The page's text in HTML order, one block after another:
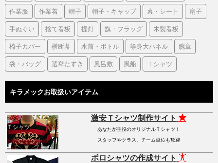
作業服 作業着 帽子 帽子・キャップ 幕・シート 扇子
手ぬぐい 捨て看板 提灯 旗・フラッグ 木製看板
椅子カバー 横断幕 水筒・ボトル 等身大パネル 腕章
袋・バッグ 選挙たすき 風呂敷 風船 Ｔシャツ
キラメックお取扱いアイテム
Ｔシャツ
激安Ｔシャツ制作サイト
あなたが主役のオリジナルＴシャツ！
スタッフやクラス、チーム単位も歓迎
ポロシャツの作成サイト